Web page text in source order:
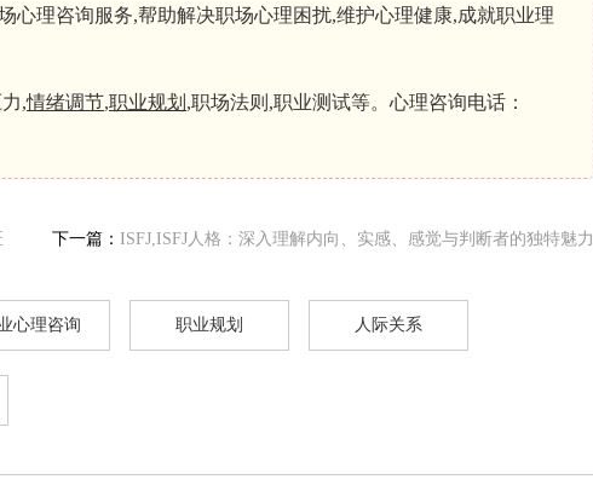
理咨询服务,帮助解决职场心理困扰,维护心理健康,成就职业理
,情绪调节,职业规划 ,职场法则,职业测试等。心理咨询电话：
下一篇： ISFJ,ISFJ人格：深入理解内向、实感、感觉与判断者的独特魅力
心理咨询 职业规划 人际关系